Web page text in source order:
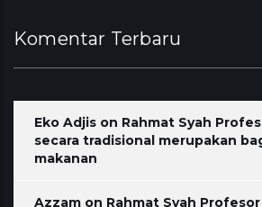
Komentar Terbaru
Eko Adjis on Rahmat Syah
secara tradisional merupakan
makanan
Azzam on Rahmat Syah